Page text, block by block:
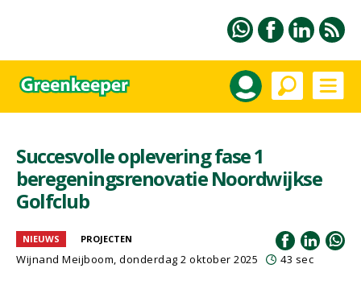
Succesvolle oplevering fase 1
beregeningsrenovatie Noordwijkse
Golfclub
NIEUWS PROJECTEN
Wijnand Meijboom, donderdag 2 oktober 2025 43 sec